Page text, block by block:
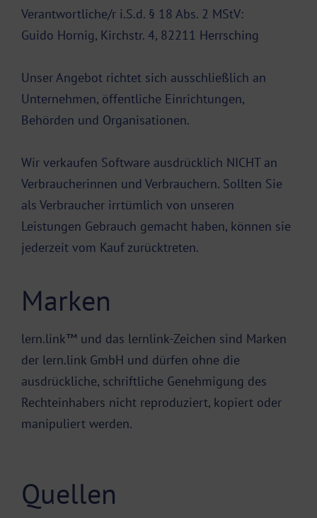
Verantwortliche/r i.S.d. § 18 Abs. 2 MStV:
Guido Hornig, Kirchstr. 4, 82211 Herrsching
Unser Angebot richtet sich ausschließlich an
Unternehmen, öffentliche Einrichtungen,
Behörden und Organisationen.
Wir verkaufen Software ausdrücklich NICHT an
Verbraucherinnen und Verbrauchern. Sollten Sie
als Verbraucher irrtümlich von unseren
Leistungen Gebrauch gemacht haben, können sie
jederzeit vom Kauf zurücktreten.
Marken
lern.link™ und das lernlink-Zeichen sind Marken
der lern.link GmbH und dürfen ohne die
ausdrückliche, schriftliche Genehmigung des
Rechteinhabers nicht reproduziert, kopiert oder
manipuliert werden.
Quellen